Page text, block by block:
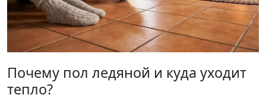
Почему пол ледяной и куда уходит
тепло?